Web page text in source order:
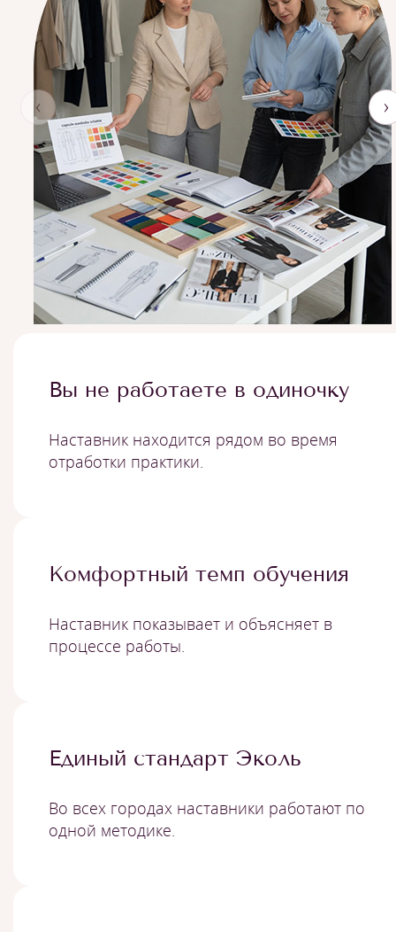
‹ ›
Вы не работаете в одиночку
Наставник находится рядом во время
отработки практики.
Комфортный темп обучения
Наставник показывает и объясняет в
процессе работы.
Единый стандарт Эколь
Во всех городах наставники работают по
одной методике.